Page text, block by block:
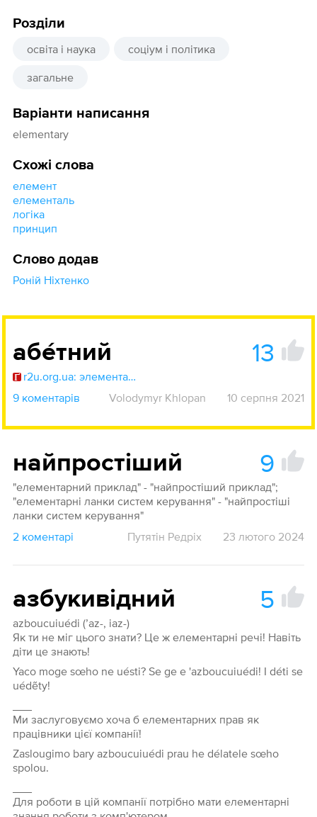
Розділи
освіта і наука соціум і політика
загальне
Варіанти написання
elementary
Схожі слова
елемент
елементаль
логіка
принцип
Слово додав
Роній Ніхтенко
абе́тний 13
r2u.org.ua: элементарный
9 коментарів
Volodymyr Khlopan 10 серпня 2021
найпростіший 9
"елементарний приклад" - "найпростіший приклад";
"елементарні ланки систем керування" - "найпростіші
ланки систем керування"
2 коментарі
Путятін Редріх 23 лютого 2024
азбукивідний 5
azboucuiuédi (ʼaz-, iaz-)
Як ти не міг цього знати? Це ж елементарні речі! Навіть
діти це знають!
Yaco moge sœho ne uésti? Se ge e 'azboucuiuédi! I déti se
uédẽty!
Ми заслуговуємо хоча б елементарних прав як
працівники цієї компанії!
Zaslougimo bary azboucuiuédi prau he délatele sœho
spolou.
Для роботи в цій компанії потрібно мати елементарні